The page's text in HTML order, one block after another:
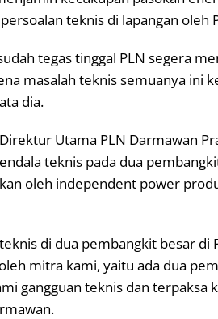
teknis di lapangan oleh
tegas tinggal PLN segera
masalah teknis semuanya ini
dia.
Utama PLN Darmawan
teknis pada dua
oleh independent power
di dua pembangkit besar di
mitra kami, yaitu ada dua
gangguan teknis dan terpaksa